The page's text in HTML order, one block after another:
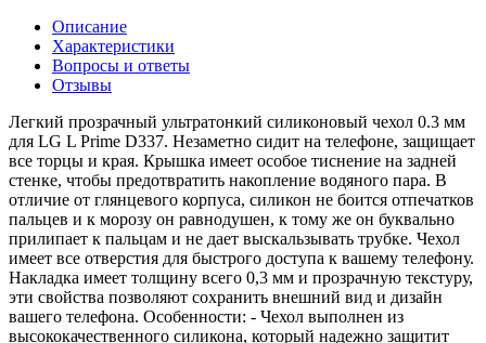
Описание
Характеристики
Вопросы и ответы
Отзывы
Легкий прозрачный ультратонкий силиконовый чехол 0.3 мм
для LG L Prime D337. Незаметно сидит на телефоне, защищает
все торцы и края. Крышка имеет особое тиснение на задней
стенке, чтобы предотвратить накопление водяного пара. В
отличие от глянцевого корпуса, силикон не боится отпечатков
пальцев и к морозу он равнодушен, к тому же он буквально
прилипает к пальцам и не дает выскальзывать трубке. Чехол
имеет все отверстия для быстрого доступа к вашему телефону.
Накладка имеет толщину всего 0,3 мм и прозрачную текстуру,
эти свойства позволяют сохранить внешний вид и дизайн
вашего телефона. Особенности: - Чехол выполнен из
высококачественного силикона, который надежно защитит